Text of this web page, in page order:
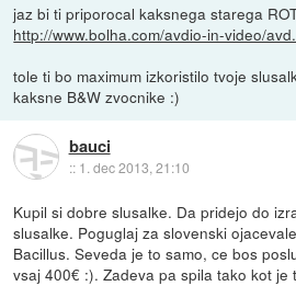
jaz bi ti priporocal kaksnega starega
http://www.bolha.com/avdio-in-video/
tole ti bo maximum izkoristilo tvoje
kaksne B&W zvocnike :)
bauci
:: 1. dec 2013, 21:10
Kupil si dobre slusalke. Da pridejo do
slusalke. Poguglaj za slovenski
Bacillus. Seveda je to samo, ce bos
vsaj 400€ :). Zadeva pa spila tako kot je